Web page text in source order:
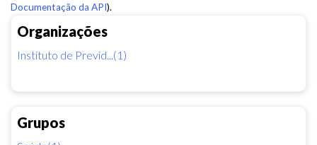
Organizações
Instituto de Previd...(1)
Grupos
Documentação da API).